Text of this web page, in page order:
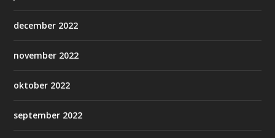
december 2022
november 2022
oktober 2022
september 2022